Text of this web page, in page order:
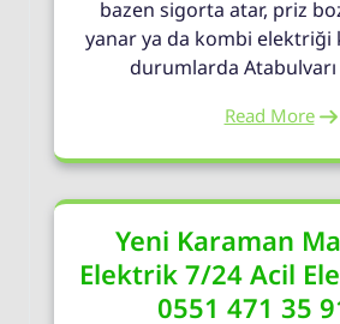
bazen sigorta atar, priz
yanar ya da kombi elektriği
durumlarda
Read More
Yeni Karaman
Elektrik 7/24 Acil
0551 471 35